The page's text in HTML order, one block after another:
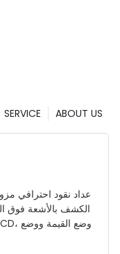
ABOUT US
SERVICE